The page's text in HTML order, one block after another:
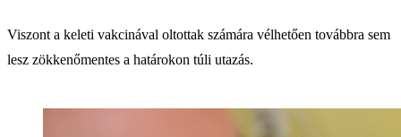
Viszont a keleti vakcinával oltottak számára vélhetően továbbra sem
lesz zökkenőmentes a határokon túli utazás.